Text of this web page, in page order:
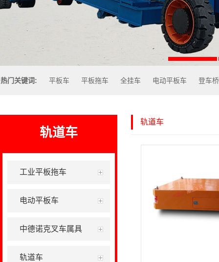
热门关键词: 平板车 平板拖车 全挂车 电动平板车 登车桥
轨道车
工业平板拖车
电动平板车
中德诺克叉车属具
轨道车
轨道车